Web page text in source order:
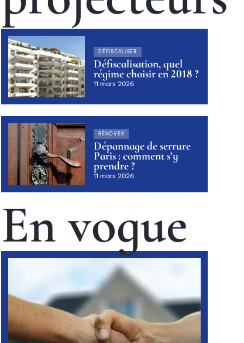
DÉFISCALISER
Défiscalisation, quel
régime choisir en 2018 ?
11 mars 2026
RÉNOVER
Dépannage de serrure
Paris : comment s’y
prendre ?
11 mars 2026
En vogue